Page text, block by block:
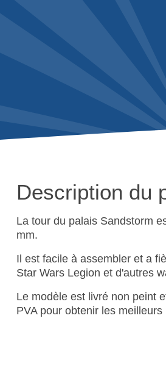
Description du
La tour du palais Sandstorm
mm.
Il est facile à assembler et a
Star Wars Legion et d'autres
Le modèle est livré non peint
PVA pour obtenir les meilleurs